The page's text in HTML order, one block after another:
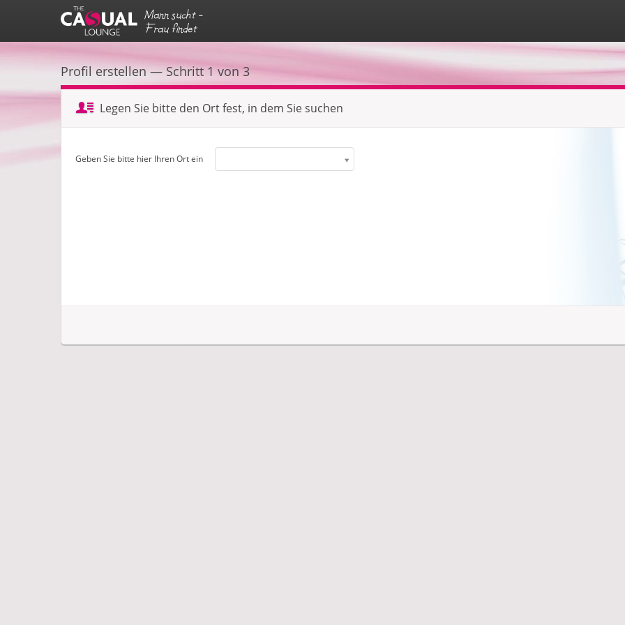
Mann sucht -
Frau findet
Profil erstellen — Schritt 1 von 3
Legen Sie bitte den Ort fest, in dem Sie suchen
Geben Sie bitte hier Ihren Ort ein